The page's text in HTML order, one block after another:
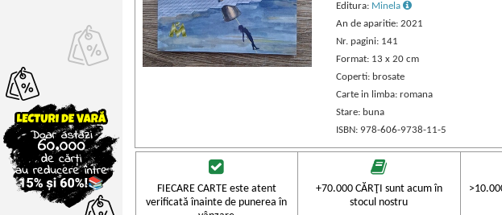
Editura: Minela
An de aparitie: 2021
Nr. pagini: 141
Format: 13 x 20 cm
Coperti: brosate
Carte in limba: romana
Stare: buna
ISBN: 978-606-9738-11-5
FIECARE CARTE este atent
verificată înainte de punerea în
+70.000 CĂRŢI sunt acum în
stocul nostru